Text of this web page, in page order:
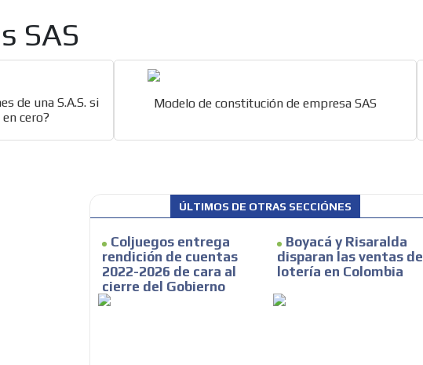
SAS
de una S.A.S. si
cero?
Modelo de constitución de empresa SAS
ÚLTIMOS DE OTRAS SECCIÓNES
Coljuegos entrega
rendición de cuentas
2022-2026 de cara al
cierre del Gobierno
Boyacá y Risaralda
disparan las ventas de
lotería en Colombia